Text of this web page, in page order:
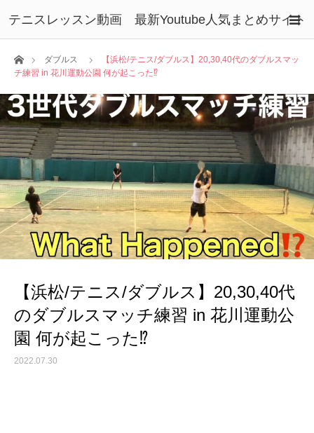
テニスレッスン動画 最新Youtube人気まとめサイト
ホームダブルス
【浜松/テニス/ダブルス】20,30,40代のダブルスマッ
チ練習 in 花川運動公園 何が起こった⁉️
【浜松/テニス/ダブルス】20,30,40代
のダブルスマッチ練習 in 花川運動公
園 何が起こった⁉️
2022.07.30